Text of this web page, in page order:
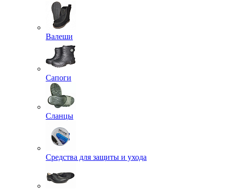
Валеши
Сапоги
Сланцы
Средства для защиты и ухода